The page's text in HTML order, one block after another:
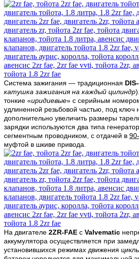
Система зажигания — традиционная
катушка зажигания на каждый цилиндр
тонкие «иридиевые» с серийным
удлиненной резьбовой частью, под ключ
дополнительно увеличить размеры
зарядки используются два типа
сегментным проводником, с отдачей в
муфтой в шкиве привода.
На двигателе 2ZR-FAE с Valvematic
аккумулятора осуществляется при
установившихся режимах движения